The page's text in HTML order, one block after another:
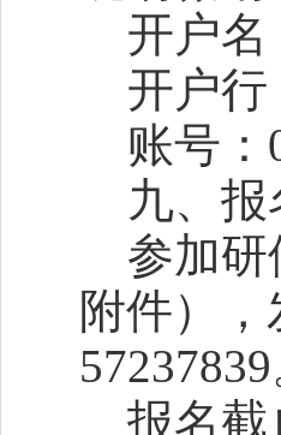
开户名
开户行
账号：
九、报
参加研
附件），
57237839
报名截